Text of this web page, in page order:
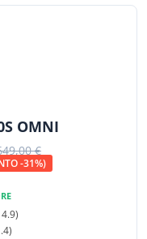
OMNI
€
-31%)